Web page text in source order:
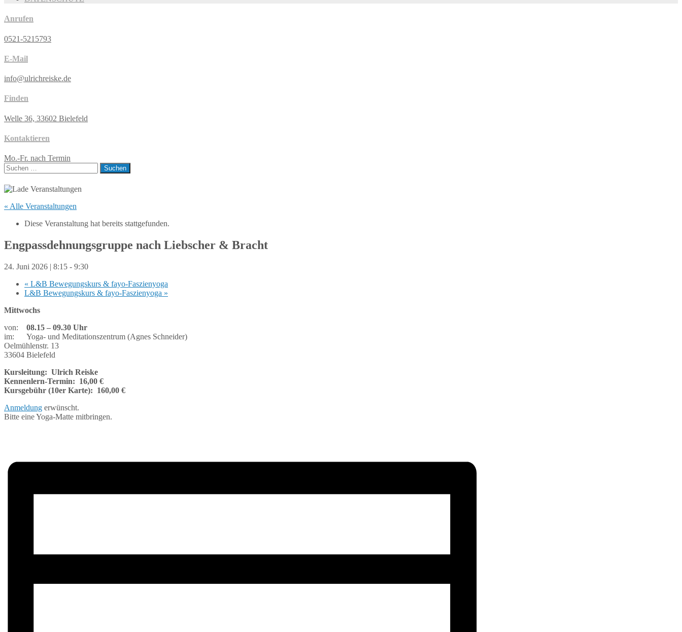
Anrufen
0521-5215793
E-Mail
info@ulrichreiske.de
Finden
Welle 36, 33602 Bielefeld
Kontaktieren
Mo.-Fr. nach Termin
Suchen
nach:
« Alle Veranstaltungen
Diese Veranstaltung hat bereits stattgefunden.
Engpassdehnungsgruppe nach Liebscher & Bracht
24. Juni 2026 | 8:15 - 9:30
« L&B Bewegungskurs & fayo-Faszienyoga
L&B Bewegungskurs & fayo-Faszienyoga »
Mittwochs
von: 08.15 – 09.30 Uhr
im: Yoga- und Meditationszentrum (Agnes Schneider)
Oelmühlenstr. 13
33604 Bielefeld
Kursleitung: Ulrich Reiske
Kennenlern-Termin: 16,00 €
Kursgebühr (10er Karte): 160,00 €
Anmeldung erwünscht.
Bitte eine Yoga-Matte mitbringen.